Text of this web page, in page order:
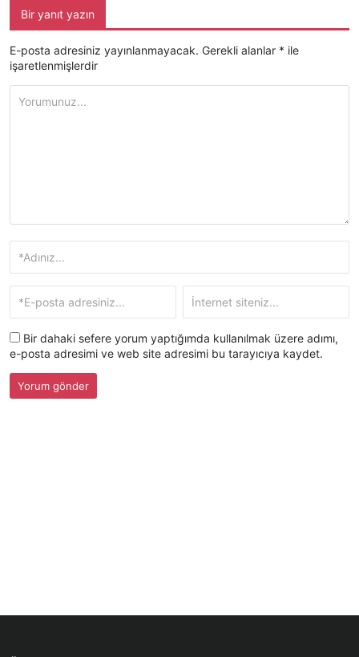
Bir yanıt yazın
E-posta adresiniz yayınlanmayacak. Gerekli alanlar * ile
işaretlenmişlerdir
Bir dahaki sefere yorum yaptığımda kullanılmak üzere adımı,
e-posta adresimi ve web site adresimi bu tarayıcıya kaydet.